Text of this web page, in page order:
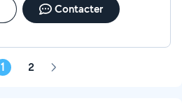
Contacter
1 2 Page